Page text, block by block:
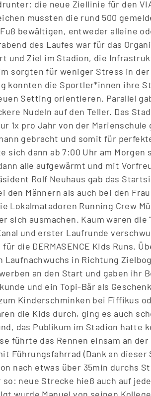
die neue Ziellinie für den
mussten die rund 500
ß bewältigen, entweder alleine
des Laufes war für das
und Ziel im Stadion, die
sorgten für weniger Stress in
konnten die Sportler*innen ihre
Setting orientieren. Parallel
Nudeln auf den Teller. Das
1x pro Jahr von der
gebracht und somit für
sich dann ab 7:00 Uhr am Morgen
alle aufgewärmt und mit
Rolf Neuhaus gab das
den Männern als auch bei den
Lokalmatadoren Running Crew
sich ausmachen. Kaum waren die
und erster Laufrunde
die DERMASENCE Kids Runs.
Laufnachwuchs in Richtung
an den Start und gaben ihr
und ein Topi-Bär als Geschenk
Kinderschminken bei Fiffikus
die Kids durch, ging es auch
das Publikum im Stadion hatte
führte das Rennen einsam an
Führungsfahrrad (Dank an dieser
nach etwas über 35min durchs
so: neue Strecke hieß auch auf